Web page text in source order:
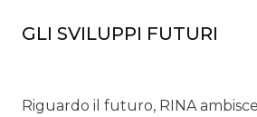
GLI SVILUPPI FUTURI
Riguardo il futuro, RINA